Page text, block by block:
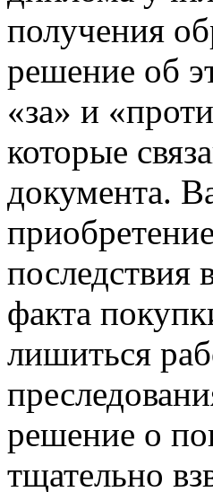
получения
решение об
«за» и
которые
документа.
последствия
факта
лишиться
решение о
тщательно